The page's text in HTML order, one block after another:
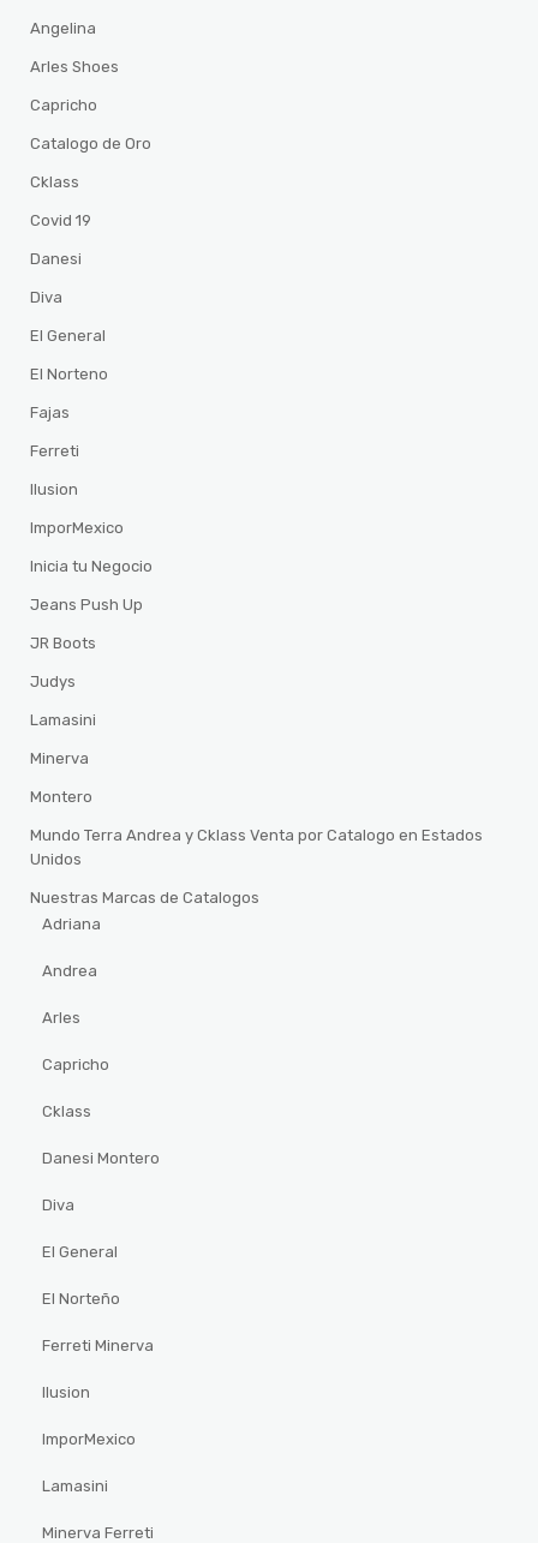
Angelina
Arles Shoes
Capricho
Catalogo de Oro
Cklass
Covid 19
Danesi
Diva
El General
El Norteno
Fajas
Ferreti
Ilusion
ImporMexico
Inicia tu Negocio
Jeans Push Up
JR Boots
Judys
Lamasini
Minerva
Montero
Mundo Terra Andrea y Cklass Venta por Catalogo en Estados
Unidos
Nuestras Marcas de Catalogos
Adriana
Andrea
Arles
Capricho
Cklass
Danesi Montero
Diva
El General
El Norteño
Ferreti Minerva
Ilusion
ImporMexico
Lamasini
Minerva Ferreti